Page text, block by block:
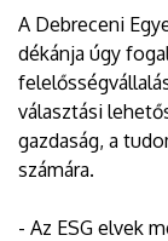
A Debreceni
dékánja úgy
választási
gazdaság, a
számára.
- Az ESG elvek